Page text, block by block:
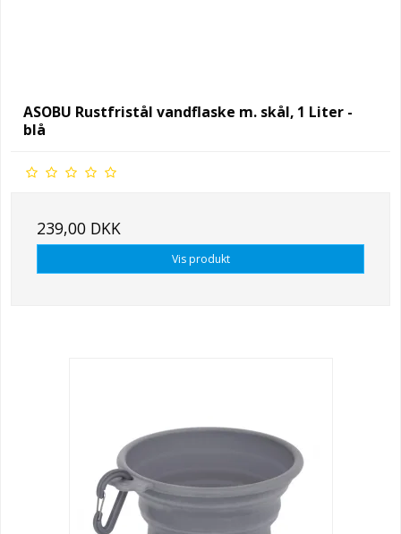
ASOBU Rustfristål vandflaske m. skål, 1 Liter -
blå
239,00 DKK
Vis produkt